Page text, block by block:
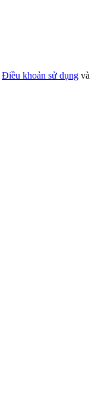
Điều khoản sử dụng và